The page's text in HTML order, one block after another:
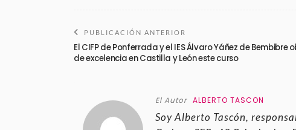
PUBLICACIÓN ANTERIOR
El CIFP de Ponferrada y el IES Álvaro Yáñez de
de excelencia en Castilla y León este curso
El Autor ALBERTO TASCON
Soy Alberto Tascón,